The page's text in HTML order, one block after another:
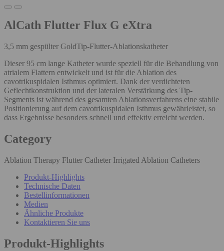
AlCath Flutter Flux G eXtra
3,5 mm gespülter GoldTip-Flutter-Ablationskatheter
Dieser 95 cm lange Katheter wurde speziell für die Behandlung von
atrialem Flattern entwickelt und ist für die Ablation des
cavotrikuspidalen Isthmus optimiert. Dank der verdichteten
Geflechtkonstruktion und der lateralen Verstärkung des Tip-
Segments ist während des gesamten Ablationsverfahrens eine stabile
Positionierung auf dem cavotrikuspidalen Isthmus gewährleistet, so
dass Ergebnisse besonders schnell und effektiv erreicht werden.
Category
Ablation Therapy Flutter Catheter Irrigated Ablation Catheters
Produkt-Highlights
Technische Daten
Bestellinformationen
Medien
Ähnliche Produkte
Kontaktieren Sie uns
Produkt-Highlights